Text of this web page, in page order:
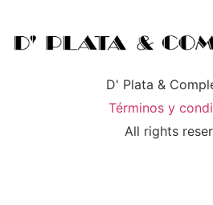
D' Plata &
Términos y
All rights